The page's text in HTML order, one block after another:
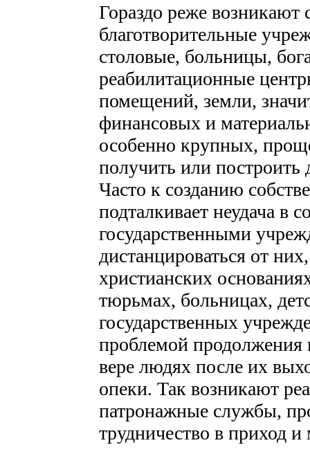
Гораздо реже возникают
благотворительные
столовые, больницы,
реабилитационные
помещений, земли,
финансовых и
особенно крупных,
получить или построить
Часто к созданию
подталкивает неудача в
государственными
дистанцироваться от
христианских
тюрьмах, больницах,
государственных
проблемой продолжения
вере людях после их
опеки. Так возникают
патронажные службы,
трудничество в приход